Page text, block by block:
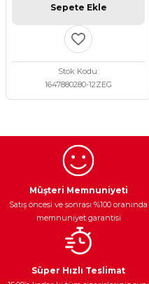
Sepete Ekle
Stok Kodu
1647880280-12ZEG
Egzoz Sistemi
Ateşleme Sistemi
Müşteri Memnuniyeti
Satış öncesi ve sonrası %100 oranında
memnuniyet garantisi
Süper Hızlı Teslimat